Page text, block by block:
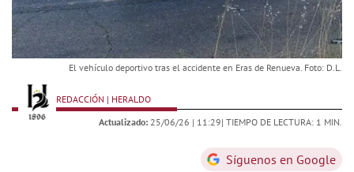
El vehículo deportivo tras el accidente en Eras de Renueva. Foto: D.L.
REDACCIÓN | HERALDO
Actualizado: 25/06/26 | 11:29| TIEMPO DE LECTURA: 1 MIN.
Síguenos en Google